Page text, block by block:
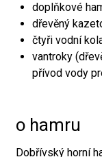
doplňkové
dřevěný
čtyři vodní
vantroky
přívod vody
o hamru
Dobřívský horní